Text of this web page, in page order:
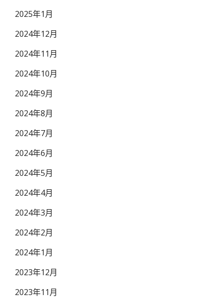
2025年1月
2024年12月
2024年11月
2024年10月
2024年9月
2024年8月
2024年7月
2024年6月
2024年5月
2024年4月
2024年3月
2024年2月
2024年1月
2023年12月
2023年11月